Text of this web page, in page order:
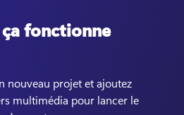
fonctionne
nouveau projet et ajoutez
multimédia pour lancer le